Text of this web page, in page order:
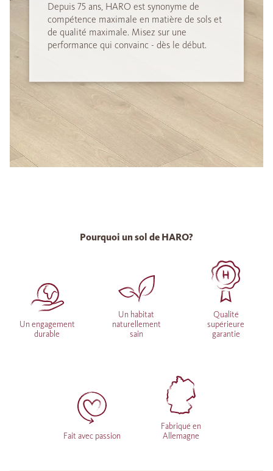
Depuis 75 ans, HARO est synonyme de
compétence maximale en matière de sols et
de qualité maximale. Misez sur une
performance qui convainc - dès le début.
Pourquoi un sol de HARO?
Un engagement
durable
Un habitat
naturellement
sain
Qualité
supérieure
garantie
Fait avec passion
Fabriqué en
Allemagne